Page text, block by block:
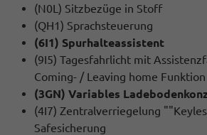
(N0L) Sitzbezüge in Stoff
(QH1) Sprachsteuerung
(6I1) Spurhalteassistent
(9I5) Tagesfahrlicht mit
Coming- / Leaving home Funktion
(3GN) Variables
(4I7) Zentralverriegelung
Safesicherung